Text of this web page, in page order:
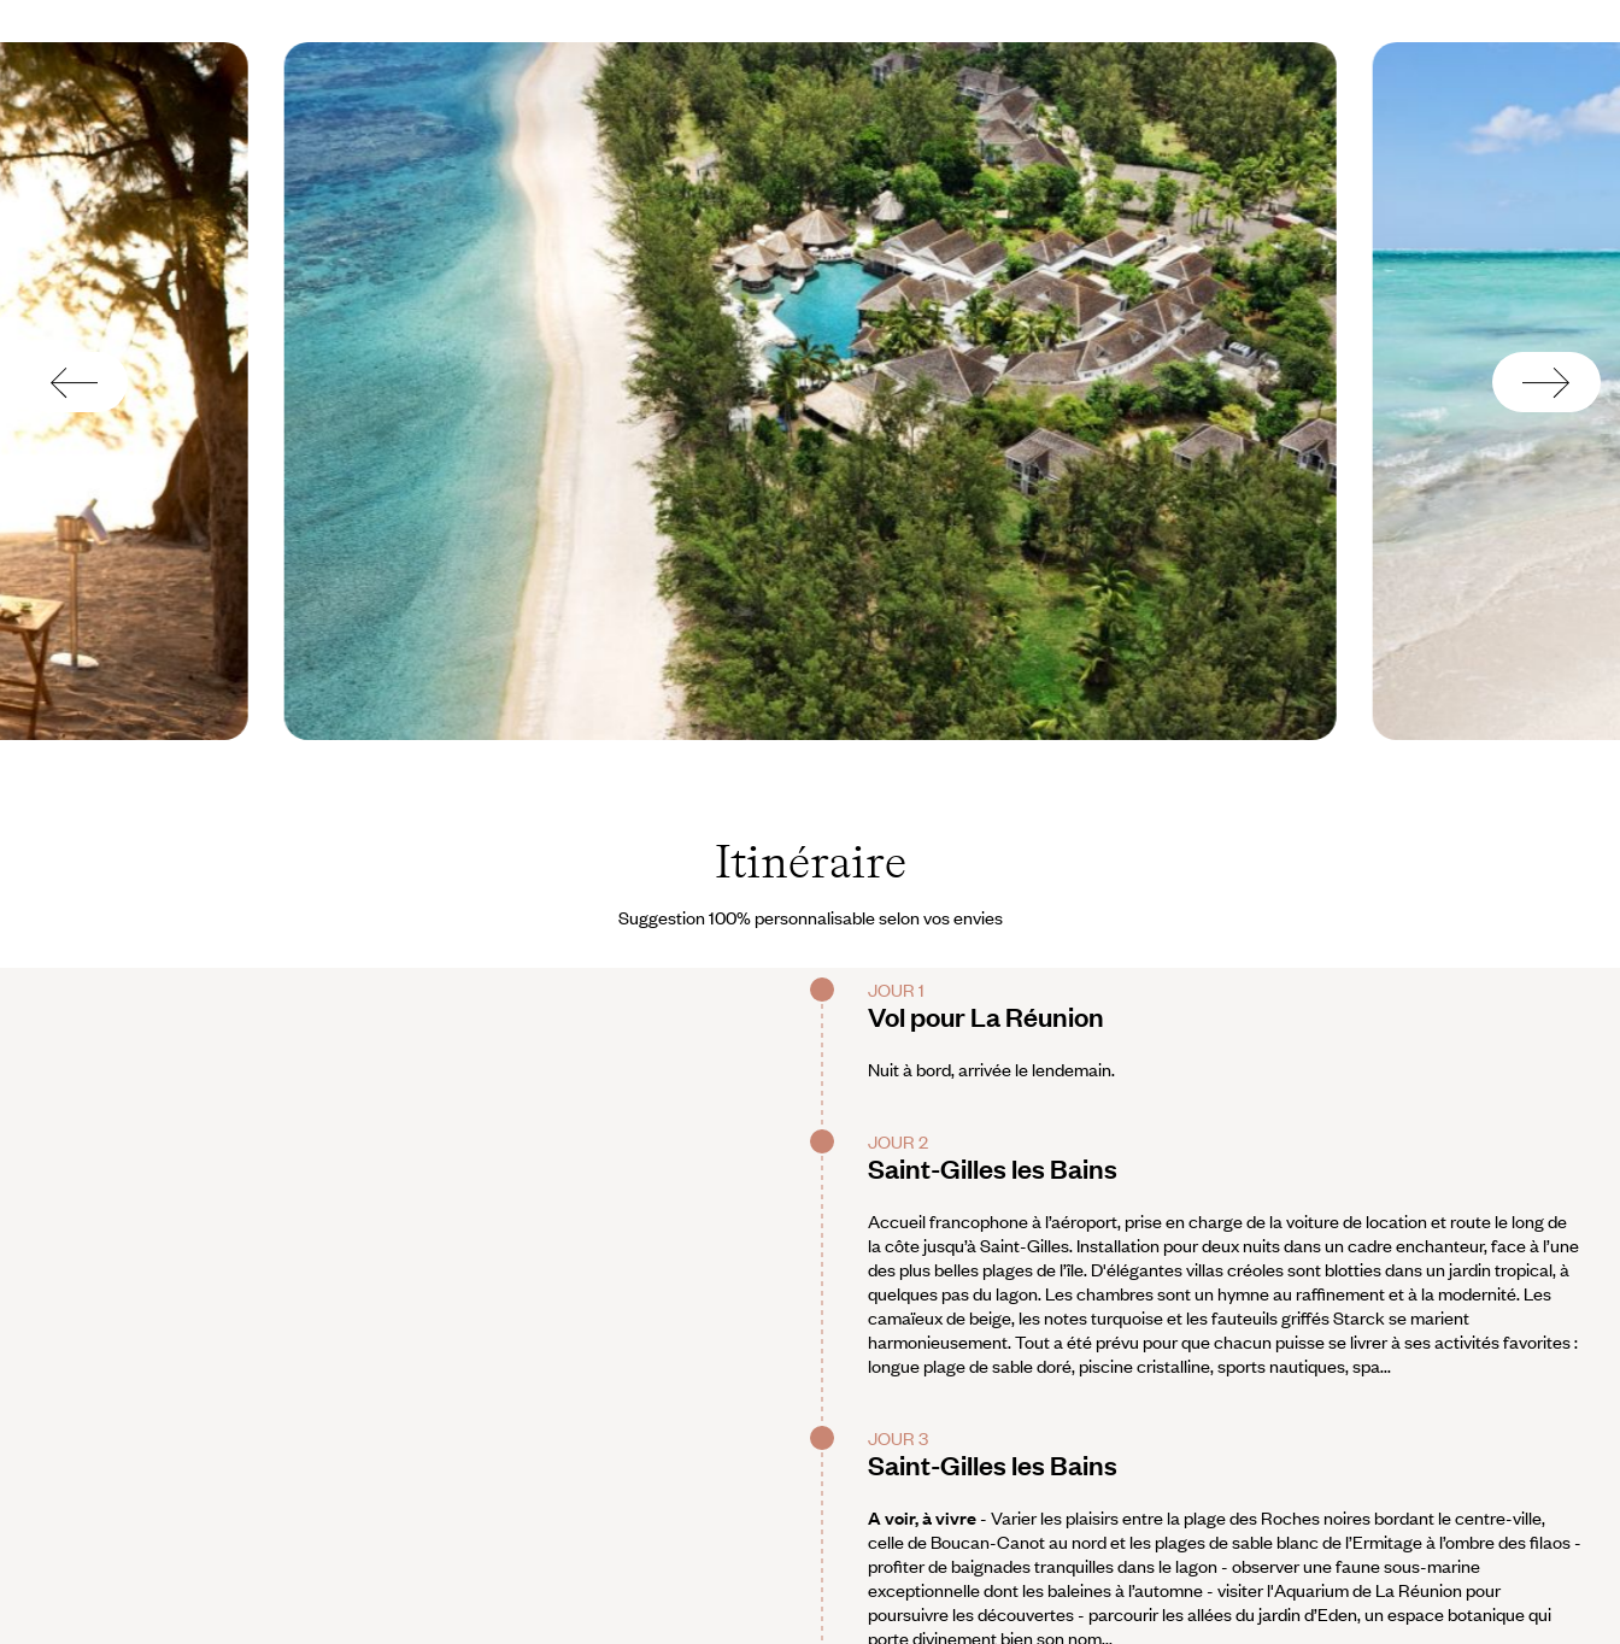
Itinéraire
Suggestion 100% personnalisable selon vos envies
JOUR 1
Vol pour La Réunion
Nuit à bord, arrivée le lendemain.
JOUR 2
Saint-Gilles les Bains
Accueil francophone à l’aéroport, prise en charge de la voiture de location et route le long de
la côte jusqu’à Saint-Gilles. Installation pour deux nuits dans un cadre enchanteur, face à l’une
des plus belles plages de l’île. D'élégantes villas créoles sont blotties dans un jardin tropical, à
quelques pas du lagon. Les chambres sont un hymne au raffinement et à la modernité. Les
camaïeux de beige, les notes turquoise et les fauteuils griffés Starck se marient
harmonieusement. Tout a été prévu pour que chacun puisse se livrer à ses activités favorites :
longue plage de sable doré, piscine cristalline, sports nautiques, spa...
JOUR 3
Saint-Gilles les Bains
A voir, à vivre- Varier les plaisirs entre la plage des Roches noires bordant le centre-ville,
celle de Boucan-Canot au nord et les plages de sable blanc de l’Ermitage à l’ombre des filaos -
profiter de baignades tranquilles dans le lagon - observer une faune sous-marine
exceptionnelle dont les baleines à l’automne - visiter l'Aquarium de La Réunion pour
poursuivre les découvertes - parcourir les allées du jardin d’Eden, un espace botanique qui
porte divinement bien son nom...